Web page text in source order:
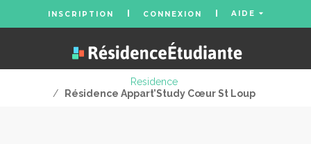
INSCRIPTION CONNEXION AIDE
Residence
/
Résidence Appart’Study Cœur St Loup